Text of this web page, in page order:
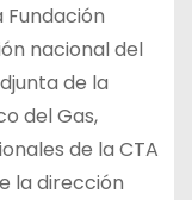
nacional del
de la
del Gas,
de la CTA
la dirección